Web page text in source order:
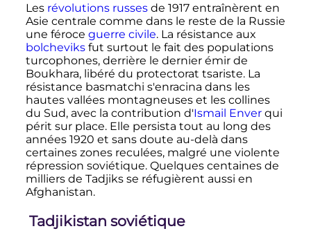
Les révolutions russesde 1917 entraînèrent en
Asie centrale comme dans le reste de la Russie
une féroce guerre civile. La résistance aux
bolcheviksfut surtout le fait des populations
turcophones, derrière le dernier émir de
Boukhara, libéré du protectorat tsariste. La
résistance basmatchi s'enracina dans les
hautes vallées montagneuses et les collines
du Sud, avec la contribution d'Ismail Enverqui
périt sur place. Elle persista tout au long des
années 1920 et sans doute au-delà dans
certaines zones reculées, malgré une violente
répression soviétique. Quelques centaines de
milliers de Tadjiks se réfugièrent aussi en
Afghanistan.
Tadjikistan soviétique